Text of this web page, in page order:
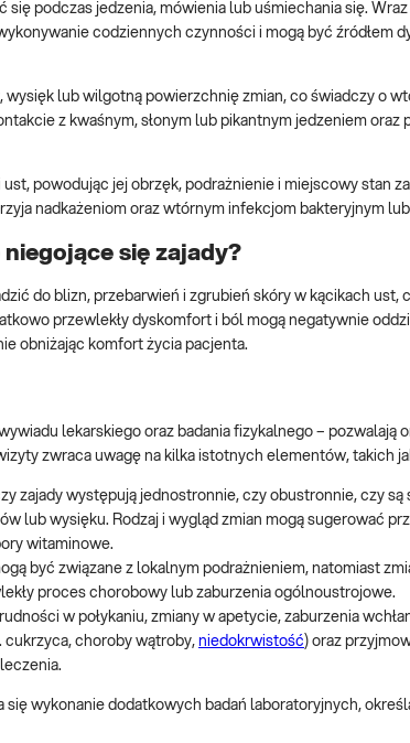
podczas jedzenia, mówienia lub uśmiechania się.
codziennych czynności i mogą być źródłem
lub wilgotną powierzchnię zmian, co świadczy o
z kwaśnym, słonym lub pikantnym jedzeniem oraz
powodując jej obrzęk, podrażnienie i miejscowy stan
nadkażeniom oraz wtórnym infekcjom bakteryjnym
się zajady?
do blizn, przebarwień i zgrubień skóry w kącikach ust,
przewlekły dyskomfort i ból mogą negatywnie
obniżając komfort życia pacjenta.
lekarskiego oraz badania fizykalnego – pozwalają
zwraca uwagę na kilka istotnych elementów, takich
zajady występują jednostronnie, czy obustronnie, czy są
lub wysięku. Rodzaj i wygląd zmian mogą sugerować
witaminowe.
być związane z lokalnym podrażnieniem, natomiast
proces chorobowy lub zaburzenia ogólnoustrojowe.
w połykaniu, zmiany w apetycie, zaburzenia
choroby wątroby, niedokrwistość) oraz
wykonanie dodatkowych badań laboratoryjnych,